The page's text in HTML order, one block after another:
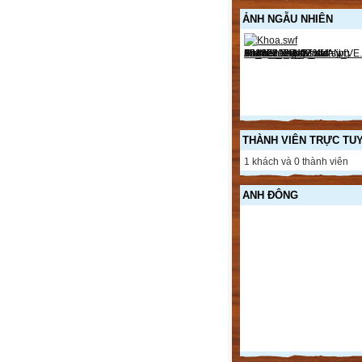
ẢNH NGẪU NHIÊN
THÀNH VIÊN TRỰC
1 khách và 0 thành viên
ANH ĐÔNG